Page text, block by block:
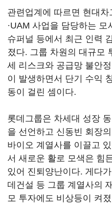
관련업계에 따르면 현대
·UAM 사업을 담당하는
슈퍼널 등에서 최근 인력
졌다. 그룹 차원의 대규모
세 리스크와 공급망 불안
이 발생하면서 단기 수익
동이 걸린 셈이다.
롯데그룹은 차세대 성장
을 선언하고 신동빈 회장
바이오 계열사를 이끌고
서 새로운 활로 모색은 힘
있어 진퇴양난이다. 게다가
데건설 등 그룹 계열사의
모 투자에도 비상등이 켜